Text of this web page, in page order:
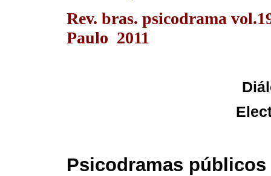
Rev. bras. psicodrama
Paulo 2011
Psicodramas públicos